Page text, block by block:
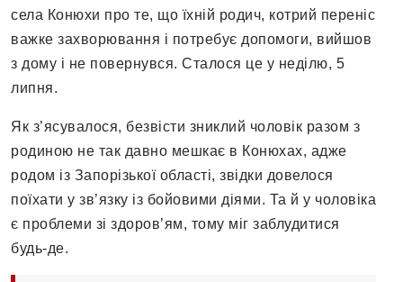
села Конюхи про те, що їхній родич, котрий переніс
важке захворювання і потребує допомоги, вийшов
з дому і не повернувся. Сталося це у неділю, 5
липня.
Як з’ясувалося, безвісти зниклий чоловік разом з
родиною не так давно мешкає в Конюхах, адже
родом із Запорізької області, звідки довелося
поїхати у зв’язку із бойовими діями. Та й у чоловіка
є проблеми зі здоров’ям, тому міг заблудитися
будь-де.